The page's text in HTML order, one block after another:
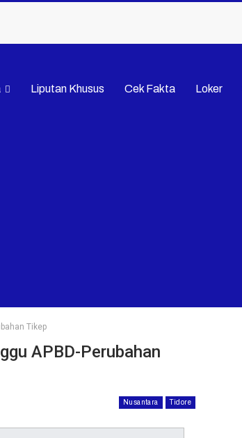
Liputan Khusus Cek Fakta Loker
Tikep
APBD-Perubahan
Nusantara Tidore